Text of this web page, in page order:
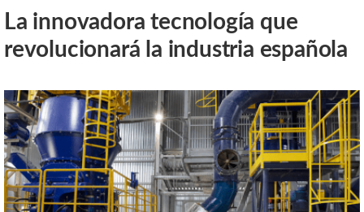
La innovadora tecnología que
revolucionará la industria española